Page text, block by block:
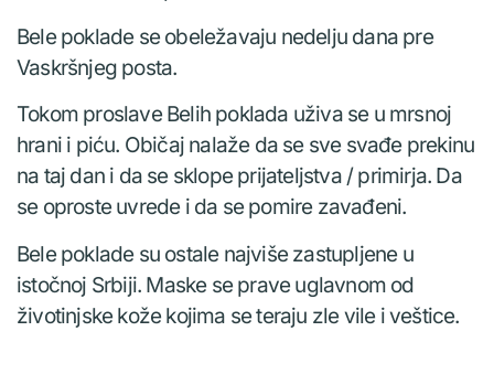
Bele poklade se obeležavaju nedelju dana pre
Vaskršnjeg posta.
Tokom proslave Belih poklada uživa se u mrsnoj
hrani i piću. Običaj nalaže da se sve svađe prekinu
na taj dan i da se sklope prijateljstva / primirja. Da
se oproste uvrede i da se pomire zavađeni.
Bele poklade su ostale najviše zastupljene u
istočnoj Srbiji. Maske se prave uglavnom od
životinjske kože kojima se teraju zle vile i veštice.